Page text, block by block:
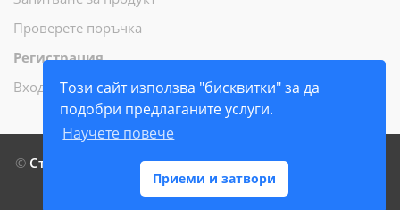
Този сайт използва "бисквитки" за да
подобри предлаганите услуги.
Научете повече
Приеми и затвори
Проверете поръчка
Регистрация
Вход
© СтамилиБук ЕООД- Всички права запазени - 2014 г. -
2026 г.